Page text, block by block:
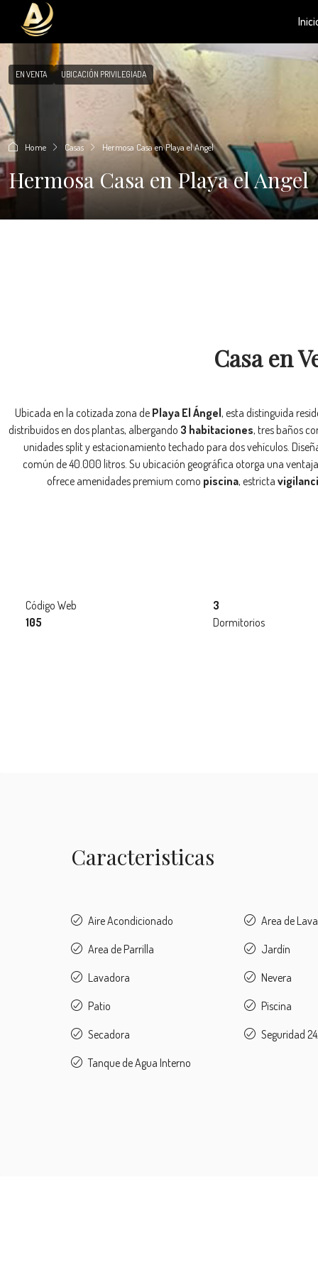
EN VENTA UBICACIÓN PRIVILEGIADA
Home Casas Hermosa Casa en Playa el Angel
Hermosa Casa en Playa el Angel
Casa en
Ubicada en la cotizada zona de Playa El Ángel, esta distinguida
distribuidos en dos plantas, albergando 3 habitaciones, tres baños
unidades split y estacionamiento techado para dos vehículos.
común de 40.000 litros. Su ubicación geográfica otorga una
ofrece amenidades premium como piscina, estricta
Código Web
105
3
Dormitorios
Caracteristicas
Aire Acondicionado
Area de
Area de Parrilla
Jardín
Lavadora
Nevera
Patio
Piscina
Secadora
Seguridad
Tanque de Agua Interno